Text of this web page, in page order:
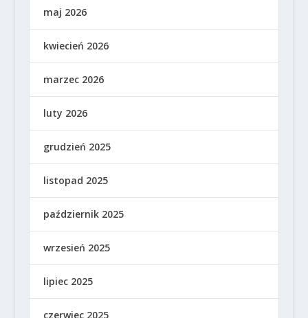
maj 2026
kwiecień 2026
marzec 2026
luty 2026
grudzień 2025
listopad 2025
październik 2025
wrzesień 2025
lipiec 2025
czerwiec 2025